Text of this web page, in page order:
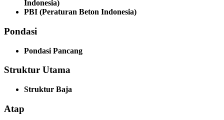
Indonesia)
PBI (Peraturan Beton Indonesia)
Pondasi
Pondasi Pancang
Struktur Utama
Struktur Baja
Atap